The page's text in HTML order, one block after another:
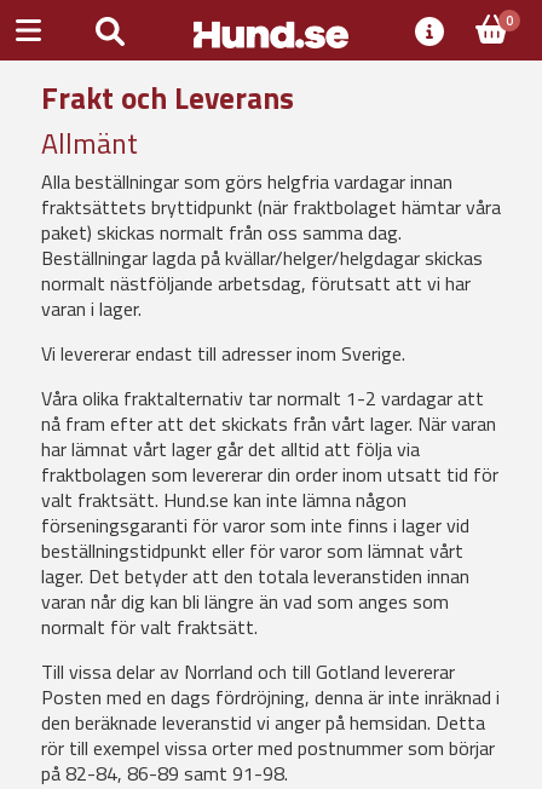
0
Frakt och Leverans
Allmänt
Alla beställningar som görs helgfria vardagar innan
fraktsättets bryttidpunkt (när fraktbolaget hämtar våra
paket) skickas normalt från oss samma dag.
Beställningar lagda på kvällar/helger/helgdagar skickas
normalt nästföljande arbetsdag, förutsatt att vi har
varan i lager.
Vi levererar endast till adresser inom Sverige.
Våra olika fraktalternativ tar normalt 1-2 vardagar att
nå fram efter att det skickats från vårt lager. När varan
har lämnat vårt lager går det alltid att följa via
fraktbolagen som levererar din order inom utsatt tid för
valt fraktsätt. Hund.se kan inte lämna någon
förseningsgaranti för varor som inte finns i lager vid
beställningstidpunkt eller för varor som lämnat vårt
lager. Det betyder att den totala leveranstiden innan
varan når dig kan bli längre än vad som anges som
normalt för valt fraktsätt.
Till vissa delar av Norrland och till Gotland levererar
Posten med en dags fördröjning, denna är inte inräknad i
den beräknade leveranstid vi anger på hemsidan. Detta
rör till exempel vissa orter med postnummer som börjar
på 82-84, 86-89 samt 91-98.